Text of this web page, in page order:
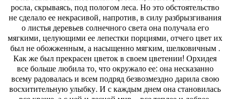
росла, скрываясь, под пологом леса. Но это обстоятельство
не сделало ее некрасивой, напротив, в силу разбрызгивания
о листья деревьев солнечного света она получала его
мягкими, целующими ее лепестки порциями, отчего цвет их
был не обожженным, а насыщенно мягким, шелковичным .
Как же был прекрасен цветок в своем цветении! Орхидея
все больше любила то, что окружало ее: она несказанно
всему радовалась и всем подряд безвозмездно дарила свою
восхитительную улыбку. И с каждым днем она становилась